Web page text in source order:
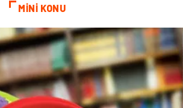
Çadır Yazı
Pet Malzemeleri
MİNİ KONU